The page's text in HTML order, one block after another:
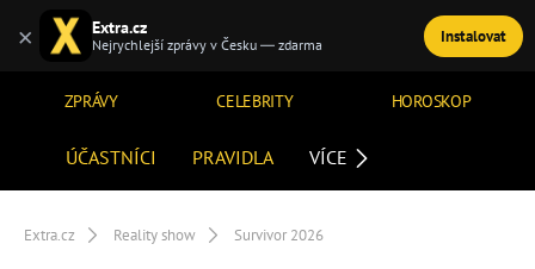
ZPRÁVY CELEBRITY HOROSKOP
TÉMATA
ÚČASTNÍCI PRAVIDLA VÍCE
Extra.cz Reality show Survivor 2026
× Extra.cz
Nejrychlejší zprávy v Česku — zdarma Instalovat